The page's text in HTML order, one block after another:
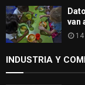
van
INDUSTRIA Y